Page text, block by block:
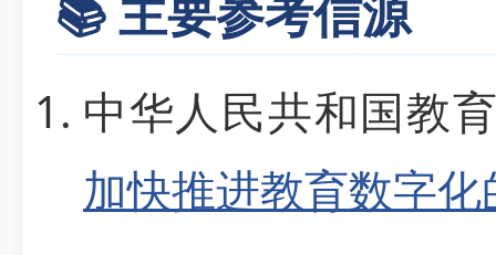
📚 主要参考信源
中华人民共和国教
加快推进教育数字